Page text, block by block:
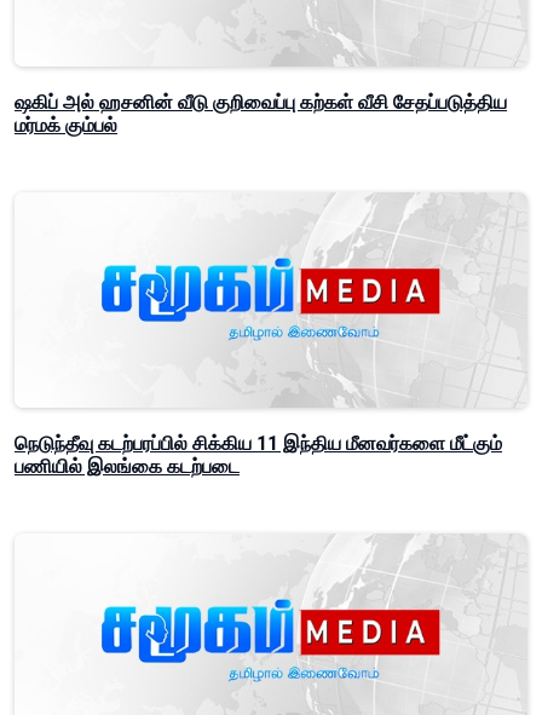
ஷகிப் அல் ஹசனின் வீடு குறிவைப்பு கற்கள் வீசி சேதப்படுத்திய
மர்மக் கும்பல்
நெடுந்தீவு கடற்பரப்பில் சிக்கிய 11 இந்திய மீனவர்களை மீட்கும்
பணியில் இலங்கை கடற்படை